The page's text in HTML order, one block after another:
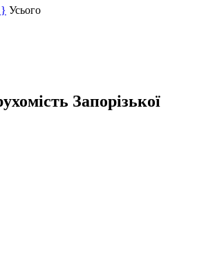
Усього
Запорізької